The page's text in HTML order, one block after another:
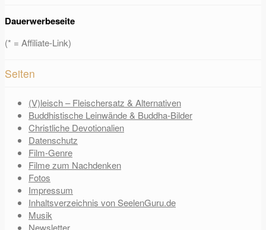
Dauerwerbeseite
(* = Affiliate-Link)
Seiten
(V)leisch – Fleischersatz & Alternativen
Buddhistische Leinwände & Buddha-Bilder
Christliche Devotionalien
Datenschutz
Film-Genre
Filme zum Nachdenken
Fotos
Impressum
Inhaltsverzeichnis von SeelenGuru.de
Musik
Newsletter